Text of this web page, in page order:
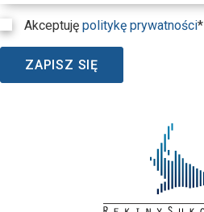
Akceptuję politykę prywatności*
ZAPISZ SIĘ